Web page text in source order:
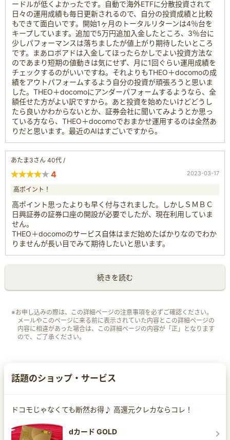
ードルが低くよかったです。自動で海外ETFに分散投資されて
日々の運用成績も毎日更新されるので、自分の投資成績と比較
もできて面白いです。開始1ヶ月のトータルリターンは4％台を
キープしています。追加で5万円追加入金したところ、3％台に
少しパフォーマンスは落ちましたが値上がり期待したいところ
です。まあロボアドは入金してほったらかしでよい投資方法な
のであまり短期の値動きは気にせず、月に1回ぐらい運用成績を
チェックするのがいいですね。それよりもTHEO＋docomoの成
績をアウトパフォームするよう自分の投資が頑張ろうと思いま
した。THEO＋docomoにアンダーパフォームするようなら、全
額任せた方がよい訳ですから。あと投資を始めたいけどどうし
たら良いかわからないとか、証券会社に聞いてみようとか思っ
ている方なら、THEO＋docomoでおまかせ運用するのは全然あ
りだと思います。最近のAIはすごいですから。
あたま3さん 40代 /
4 2023-03-17
高ポイント！
高ポイント思ったよりも早く付与されました。しかしＳＭＢＣ
日興証券の証券口座の開設が必要でしたが、現在利用していま
せん。
THEO＋docomoのサービス自体はまだ始めたばかりなのでわか
りませんが長い目でみて期待したいと思います。
続きを読む
※お申し込みの際は、この詳細ページの注意事項を必ずご確認ください。
メールやこのページに来る前に表示されていた内容とこの詳細ページの
内容に相違があった場合は、この詳細ページの内容が「正」となります
ので、ご了承ください。
話題のショップ・サービス
ドコモじゃなくても断然お得♪ 高還元クレカならコレ！
dカード GOLD